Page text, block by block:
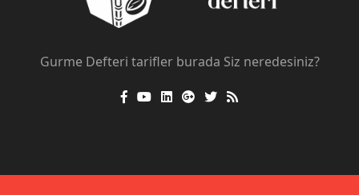
Gurme Defteri tarifler burada Siz neredesiniz?